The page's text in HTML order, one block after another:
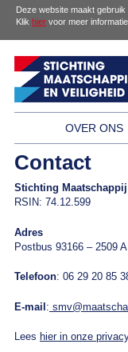
Deze website maakt gebruik
Klik hier voor meer informatie.
OVER ONS
Contact
Stichting
RSIN: 74.12.599
Adres
Postbus 93166 – 2509
Telefoon: 06 29 20 85
E-mail:
Lees hier in onze